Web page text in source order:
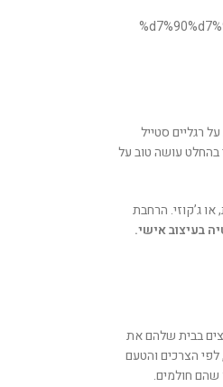
רגליים סטייל
בהחלט עושה טוב על
ג’קוזי. הרחבת
בעיצוב אישי.
בבית שלהם את
הצרכים והטעם
שהם חולמים.